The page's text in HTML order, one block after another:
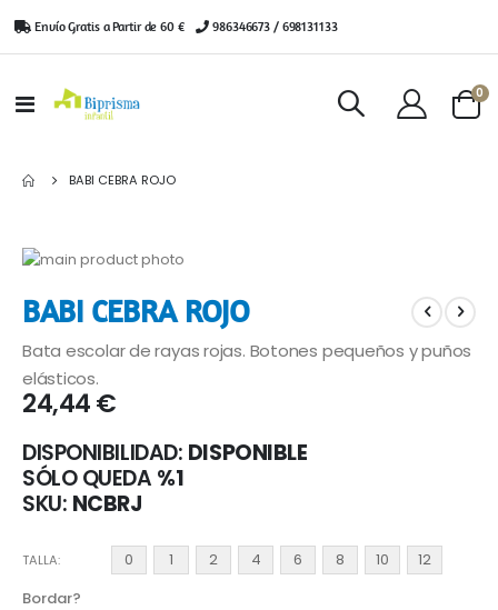
Envío Gratis a Partir de 60 € | 986346673 / 698131133
Toggle
Cart
0
BABI CEBRA ROJO
Saltar
final
de
la
galería
de
imágenes
al
comienzo
de
la
galería
imágenes
BABI CEBRA ROJO
Bata escolar de rayas rojas. Botones pequeños y puños
elásticos.
24,44 €
DISPONIBILIDAD: DISPONIBLE
SÓLO QUEDA %1
SKU NCBRJ
TALLA 0 1 2 4 6 8 10
12
Bordar?